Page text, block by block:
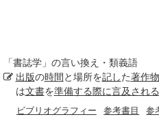
「書誌学 」の言い換え・類義語
出版の時間 と場所を記した著作物
は文書を準備する際に言及される
ビブリオグラフィー 参考書目 参